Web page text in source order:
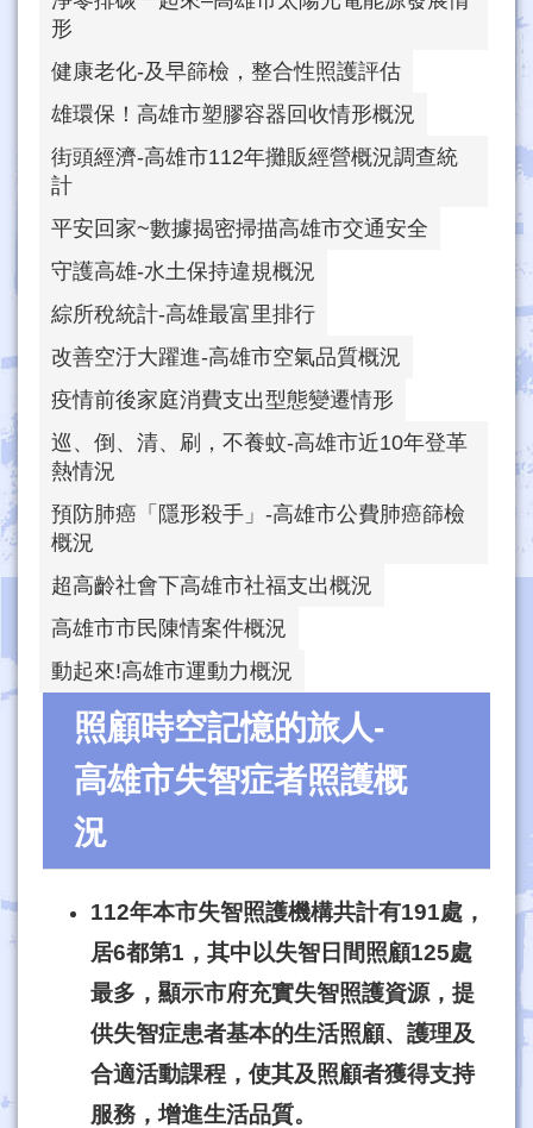
形
健康老化-及早篩檢，整合性照護評估
雄環保！高雄市塑膠容器回收情形概況
街頭經濟-高雄市112年攤販經營概況調查統
計
平安回家~數據揭密掃描高雄市交通安全
守護高雄-水土保持違規概況
綜所稅統計-高雄最富里排行
改善空汙大躍進-高雄市空氣品質概況
疫情前後家庭消費支出型態變遷情形
巡、倒、清、刷，不養蚊-高雄市近10年登革
熱情況
預防肺癌「隱形殺手」-高雄市公費肺癌篩檢
概況
超高齡社會下高雄市社福支出概況
高雄市市民陳情案件概況
動起來!高雄市運動力概況
照顧時空記憶的旅人-
高雄市失智症者照護概
況
112年本市失智照護機構共計有191處，
居6都第1，其中以失智日間照顧125處
最多，顯示市府充實失智照護資源，提
供失智症患者基本的生活照顧、護理及
合適活動課程，使其及照顧者獲得支持
服務，增進生活品質。